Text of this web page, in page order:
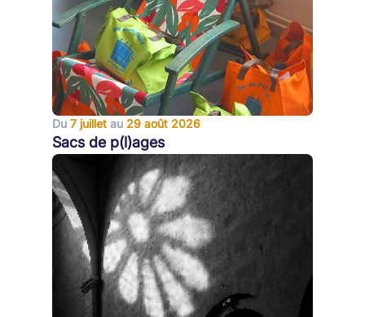
Du 7 juillet au 29 août 2026
Sacs de p(l)ages